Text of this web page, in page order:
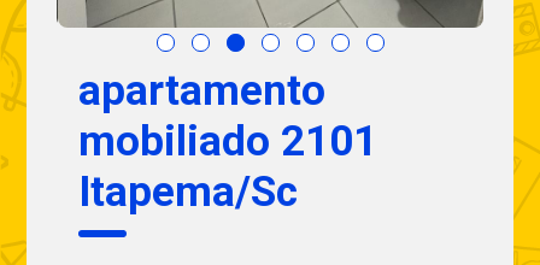
apartamento
mobiliado 2101
Itapema/Sc